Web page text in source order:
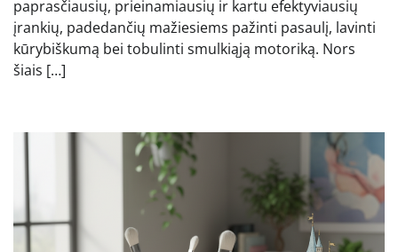
paprasčiausių, prieinamiausių ir kartu efektyviausių
įrankių, padedančių mažiesiems pažinti pasaulį, lavinti
kūrybiškumą bei tobulinti smulkiąją motoriką. Nors
šiais […]